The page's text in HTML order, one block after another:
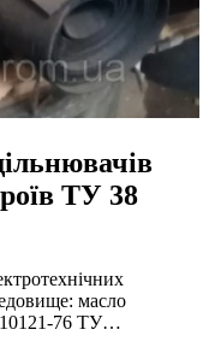
ТУ 38
масло
76 ТУ…